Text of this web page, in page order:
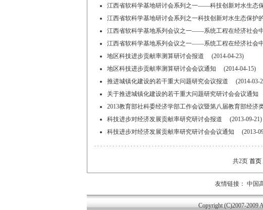
江西省软科学基地研讨会系列之一——科技创新对水生态
江西省软科学基地研讨会系列之一科技创新对水生态保
江西省软科学基地系列会议之一——系统工程在经济社会
江西省软科学基地系列会议之一——系统工程在经济社会
地区科技进步贡献率测算研讨会报道 (2014-04-23)
地区科技进步贡献率测算研讨会会议通知 (2014-04-15)
推进城镇化建设的若干重大问题研究会议报道 (2014-03-
关于推进城镇化建设的若干重大问题研究研讨会会议通知
2013教育部社科委经济学部工作会议暨第八届教育部经
科技进步对经济发展贡献率研究研讨会报道 (2013-09-21)
科技进步对经济发展贡献率研究研讨会会议通知 (2013-
共2页 首页
友情链接： 中国
Copyright (C)2007-